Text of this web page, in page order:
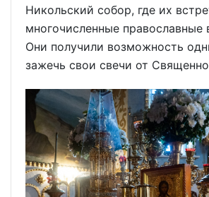
Никольский собор, где их
многочисленные
Они получили возможность
зажечь свои свечи от